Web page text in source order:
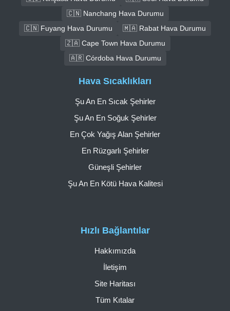
🇨🇳 Nanchang Hava Durumu
🇨🇳 Fuyang Hava Durumu
🇲🇦 Rabat Hava Durumu
🇿🇦 Cape Town Hava Durumu
🇦🇷 Córdoba Hava Durumu
Hızlı Bağlantılar
Hakkımızda
İletişim
Site Haritası
Tüm Kıtalar
Hava Sıcaklıkları
Şu An En Sıcak Şehirler
Şu An En Soğuk Şehirler
En Çok Yağış Alan Şehirler
En Rüzgarlı Şehirler
Güneşli Şehirler
Şu An En Kötü Hava Kalitesi